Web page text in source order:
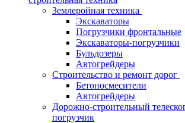
Землеройная техника
Экскаваторы
Погрузчики фронтальные
Экскаваторы-погрузчики
Бульдозеры
Автогрейдеры
Строительство и ремонт дорог
Бетоносмесители
Автогрейдеры
Дорожно-строительный
погрузчик